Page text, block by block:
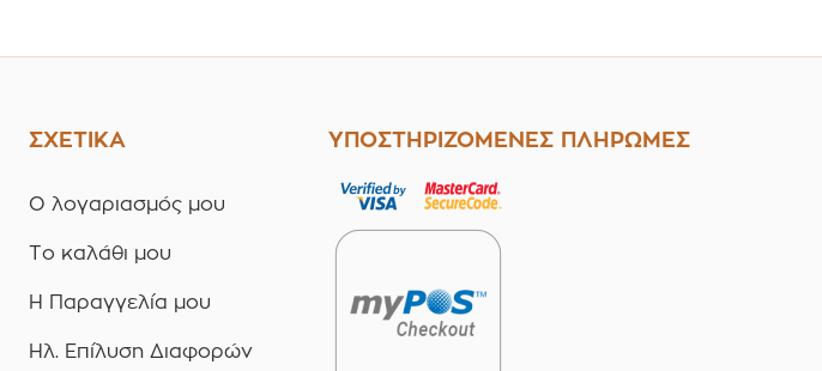
ΣΧΕΤΙΚΑ
Ο λογαριασμός μου
Το καλάθι μου
Η Παραγγελία μου
Ηλ. Επίλυση Διαφορών
ΥΠΟΣΤΗΡΙΖΟΜΕΝΕΣ ΠΛΗΡΩΜΕΣ